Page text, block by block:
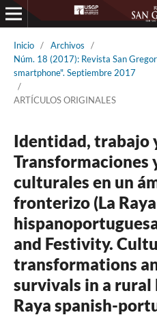
Inicio / Archivos
/
Núm. 18 (2017): Revista San
smartphone". Septiembre 2017
/
ARTÍCULOS ORIGINALES
Identidad, trabajo
Transformaciones
culturales en un
fronterizo (La Raya
and Festivity.
transformations
survivals in a rural
Raya spanish-